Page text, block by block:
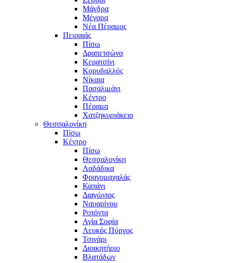
Μάνδρα
Μέγαρα
Νέα Πέραμος
Πειραιάς
Πίσω
Δραπετσώνα
Κερατσίνι
Κορυδαλλός
Νίκαια
Πασαλιμάνι
Κέντρο
Πέραμα
Χατζηκυριάκειο
Θεσσαλονίκη
Πίσω
Κέντρο
Πίσω
Θεσσαλονίκη
Λαδάδικα
Φραγομαχαλάς
Καπάνι
Διαγώνιος
Ναυαρίνου
Ροτόντα
Αγία Σοφία
Λευκός Πύργος
Τσινάρι
Διοικητήριο
Βλατάδων